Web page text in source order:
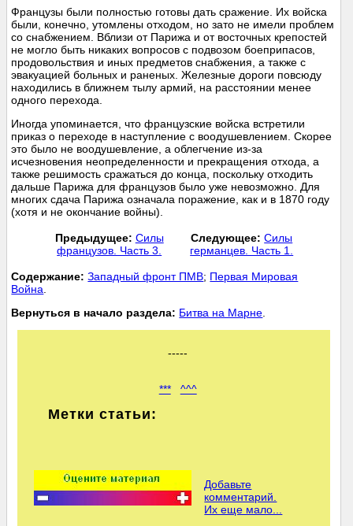
Французы были полностью готовы дать сражение. Их войска
были, конечно, утомлены отходом, но зато не имели проблем
со снабжением. Вблизи от Парижа и от восточных крепостей
не могло быть никаких вопросов с подвозом боеприпасов,
продовольствия и иных предметов снабжения, а также с
эвакуацией больных и раненых. Железные дороги повсюду
находились в ближнем тылу армий, на расстоянии менее
одного перехода.
Иногда упоминается, что французские войска встретили
приказ о переходе в наступление с воодушевлением. Скорее
это было не воодушевление, а облегчение из-за
исчезновения неопределенности и прекращения отхода, а
также решимость сражаться до конца, поскольку отходить
дальше Парижа для французов было уже невозможно. Для
многих сдача Парижа означала поражение, как и в 1870 году
(хотя и не окончание войны).
Предыдущее: Силы
французов. Часть 3.
Следующее: Силы
германцев. Часть 1.
Cодержание: Западный фронт ПМВ; Первая Мировая
Война
Вернуться в начало раздела: Битва на Марне
-----
*** ^^^
Метки статьи:
Добавьте
комментарий.
Их еще мало...